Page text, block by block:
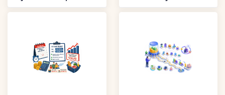
Pahalılığı Yükselişini
Sür
Politika Faizi Yüzde
37’de